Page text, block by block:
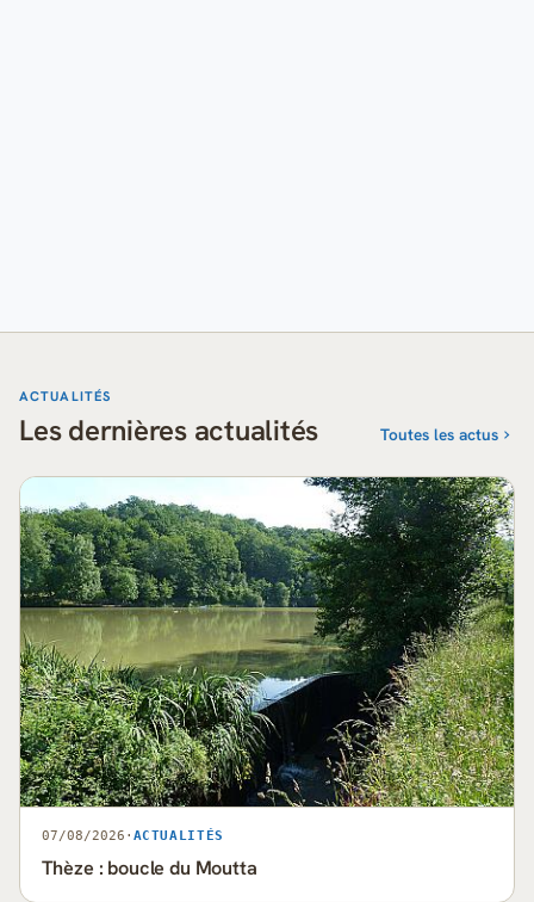
ACTUALITÉS
Les dernières actualités Toutes les actus
07/08/2026 · ACTUALITÉS
Thèze : boucle du Moutta